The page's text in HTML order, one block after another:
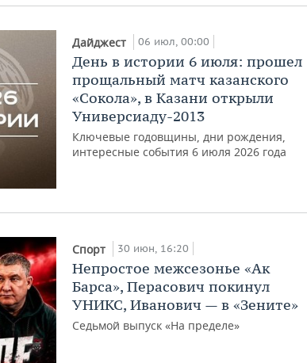
Дайджест 06 июл, 00:00
День в истории 6 июля: прошел
прощальный матч казанского
«Сокола», в Казани открыли
Универсиаду-2013
Ключевые годовщины, дни рождения,
интересные события 6 июля 2026 года
Спорт 30 июн, 16:20
Непростое межсезонье «Ак
Барса», Перасович покинул
УНИКС, Иванович — в «Зените»
Седьмой выпуск «На пределе»